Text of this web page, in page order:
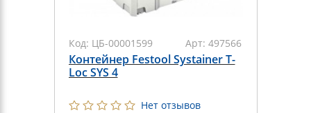
Код: ЦБ-00001599 Арт: 497566
Контейнер Festool Systainer T-
Loc SYS 4
Нет отзывов